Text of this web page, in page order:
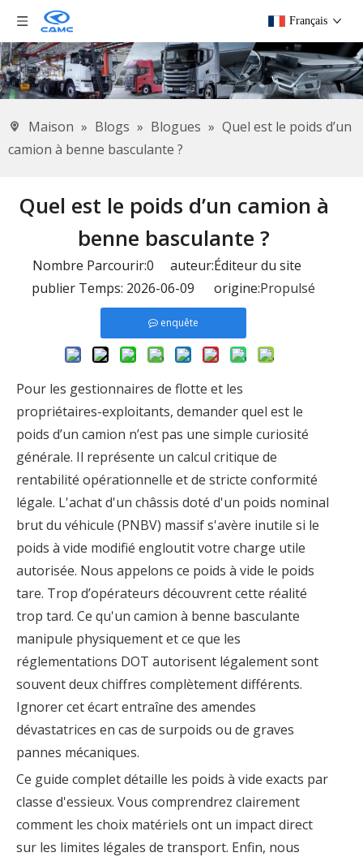
Français
Maison » Blogs » Blogues » Quel est le poids d’un
camion à benne basculante ?
Quel est le poids d’un camion à
benne basculante ?
Nombre Parcourir:0 auteur:Éditeur du site
publier Temps: 2026-06-09 origine:Propulsé
enquête
Pour les gestionnaires de flotte et les
propriétaires-exploitants, demander quel est le
poids d’un camion n’est pas une simple curiosité
générale. Il représente un calcul critique de
rentabilité opérationnelle et de stricte conformité
légale. L'achat d'un châssis doté d'un poids nominal
brut du véhicule (PNBV) massif s'avère inutile si le
poids à vide modifié engloutit votre charge utile
autorisée. Nous appelons ce poids à vide le poids
tare. Trop d’opérateurs découvrent cette réalité
trop tard. Ce qu'un camion à benne basculante
manipule physiquement et ce que les
réglementations DOT autorisent légalement sont
souvent deux chiffres complètement différents.
Ignorer cet écart entraîne des amendes
dévastatrices en cas de surpoids ou de graves
pannes mécaniques.
Ce guide complet détaille les poids à vide exacts par
classe d'essieux. Vous comprendrez clairement
comment les choix matériels ont un impact direct
sur les limites légales de transport. Enfin, nous